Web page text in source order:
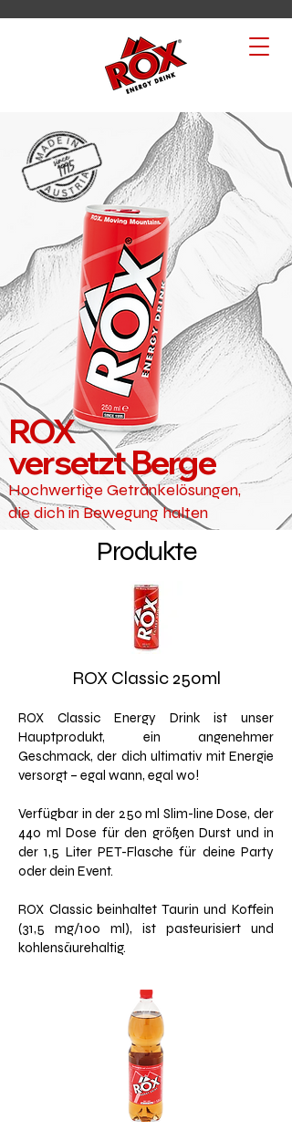
ROX
versetzt Berge
Hochwertige Getränkelösungen,
die dich in Bewegung halten
Produkte
ROX Classic 250ml
ROX Classic Energy Drink ist unser
Hauptprodukt, ein angenehmer
Geschmack, der dich ultimativ mit Energie
versorgt – egal wann, egal wo!
Verfügbar in der 250 ml Slim-line Dose, der
440 ml Dose für den größen Durst und in
der 1,5 Liter PET-Flasche für deine Party
oder dein Event.
ROX Classic beinhaltet Taurin und Koffein
(31,5 mg/100 ml), ist pasteurisiert und
kohlensäurehaltig.